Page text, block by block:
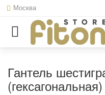
Москва
Гантель